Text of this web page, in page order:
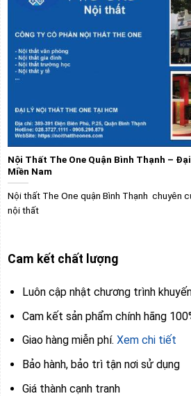
Nội Thất The One Quận Bình Thạnh –
Miền Nam
Nội thất The One quận Bình Thạnh chuyên
nội thất
Cam kết chất lượng
Luôn cập nhật chương trình
Cam kết sản phẩm chính hãng
Giao hàng miễn phí. Xem chi tiết
Bảo hành, bảo trì tận nơi sử dụng
Giá thành cạnh tranh